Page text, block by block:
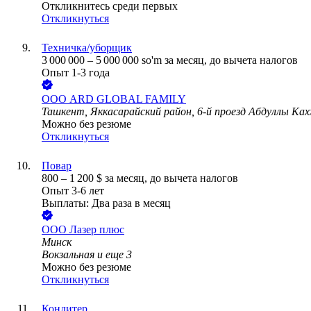
Откликнитесь среди первых
Откликнуться
Техничка/уборщик
3 000 000 – 5 000 000 so'm за месяц, до вычета налогов
Опыт 1-3 года
ООО ARD GLOBAL FAMILY
Ташкент, Яккасарайский район, 6-й проезд Абдуллы
Можно без резюме
Откликнуться
Повар
800 – 1 200 $ за месяц, до вычета налогов
Опыт 3-6 лет
Выплаты: Два раза в месяц
ООО Лазер плюс
Минск
Вокзальная и еще 3
Можно без резюме
Откликнуться